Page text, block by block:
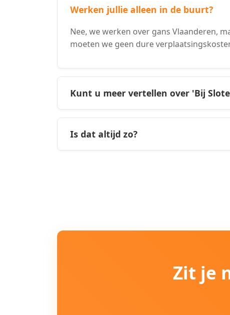
Werken jullie alleen in de buurt?
Nee, we werken over gans Vlaanderen,
moeten we geen dure
Kunt u meer vertellen over 'Bij
Is dat altijd zo?
Zit je